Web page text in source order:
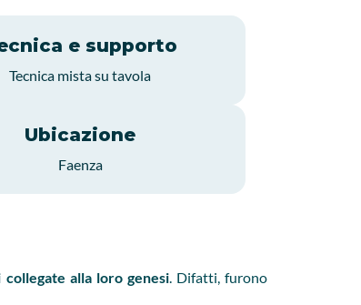
e supporto
Tecnica mista su tavola
Ubicazione
Faenza
collegate alla loro genesi. Difatti, furono